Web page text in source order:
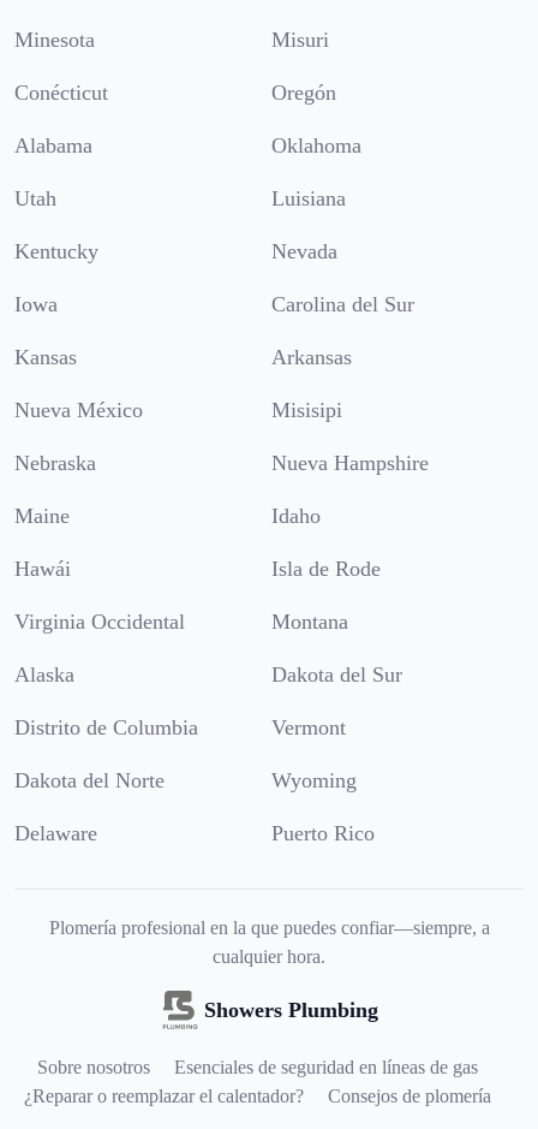
Minesota Misuri
Conécticut Oregón
Alabama Oklahoma
Utah Luisiana
Kentucky Nevada
Iowa Carolina del Sur
Kansas Arkansas
Nueva México Misisipi
Nebraska Nueva Hampshire
Maine Idaho
Hawái Isla de Rode
Virginia Occidental Montana
Alaska Dakota del Sur
Distrito de Columbia Vermont
Dakota del Norte Wyoming
Delaware Puerto Rico
Plomería profesional en la que puedes confiar—siempre, a
cualquier hora.
Showers Plumbing
Sobre nosotros
Esenciales de seguridad en líneas de gas
¿Reparar o reemplazar el calentador?
Consejos de plomería